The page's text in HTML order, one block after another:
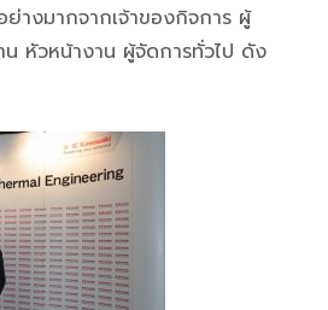
ย่างมากจากเจ้าของกิจการ ผู้
น หัวหน้างาน ผู้จัดการทั่วไป ดัง